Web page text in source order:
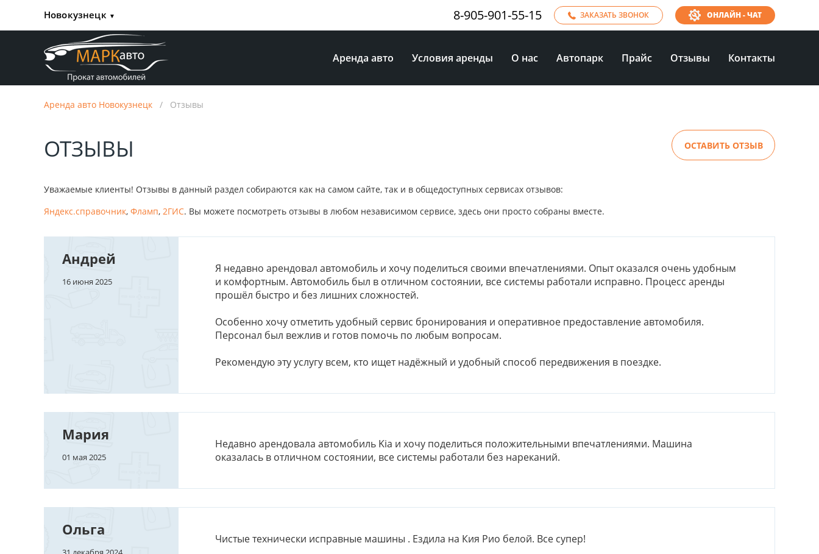
Новокузнецк ▼ 8-905-901-55-15 ЗАКАЗАТЬ ЗВОНОК ОНЛАЙН - ЧАТ
Аренда авто Условия аренды О нас Автопарк Прайс Отзывы Контакты
Аренда авто Новокузнецк / Отзывы
ОСТАВИТЬ ОТЗЫВ
ОТЗЫВЫ
Уважаемые клиенты! Отзывы в данный раздел собираются как на самом сайте, так и в общедоступных сервисах отзывов:
Яндекс.справочник, Фламп, 2ГИС. Вы можете посмотреть отзывы в любом независимом сервисе, здесь они просто собраны вместе.
Андрей
16 июня 2025
Я недавно арендовал автомобиль и хочу поделиться своими впечатлениями. Опыт оказался очень удобным
и комфортным. Автомобиль был в отличном состоянии, все системы работали исправно. Процесс аренды
прошёл быстро и без лишних сложностей.
Особенно хочу отметить удобный сервис бронирования и оперативное предоставление автомобиля.
Персонал был вежлив и готов помочь по любым вопросам.
Рекомендую эту услугу всем, кто ищет надёжный и удобный способ передвижения в поездке.
Мария
01 мая 2025
Недавно арендовала автомобиль Kia и хочу поделиться положительными впечатлениями. Машина
оказалась в отличном состоянии, все системы работали без нареканий.
Ольга
Чистые технически исправные машины . Ездила на Кия Рио белой. Все супер!